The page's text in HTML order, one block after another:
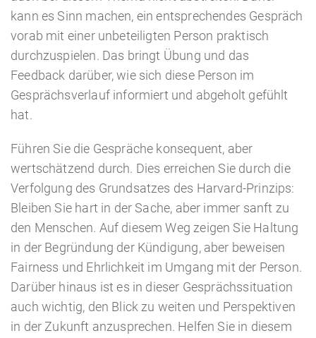
kann es Sinn machen, ein entsprechendes Gespräch
vorab mit einer unbeteiligten Person praktisch
durchzuspielen. Das bringt Übung und das
Feedback darüber, wie sich diese Person im
Gesprächsverlauf informiert und abgeholt gefühlt
hat.
Führen Sie die Gespräche konsequent, aber
wertschätzend durch. Dies erreichen Sie durch die
Verfolgung des Grundsatzes des Harvard-Prinzips:
Bleiben Sie hart in der Sache, aber immer sanft zu
den Menschen. Auf diesem Weg zeigen Sie Haltung
in der Begründung der Kündigung, aber beweisen
Fairness und Ehrlichkeit im Umgang mit der Person.
Darüber hinaus ist es in dieser Gesprächssituation
auch wichtig, den Blick zu weiten und Perspektiven
in der Zukunft anzusprechen. Helfen Sie in diesem